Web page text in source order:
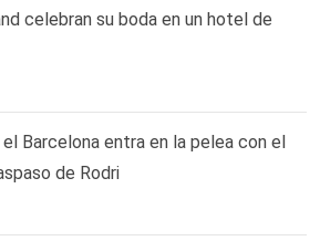
celebran su boda en un hotel de
Barcelona entra en la pelea con el
de Rodri